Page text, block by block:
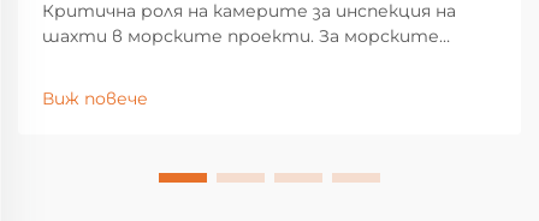
Критична роля на камерите за инспекция на
шахти в морските проекти. За морските
шахти са станали задължително оборудване за
откриване на скрити структурни проблеми
Виж повече